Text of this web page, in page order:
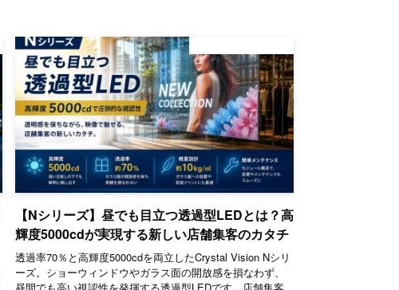
【Nシリーズ】昼でも目立つ透過型LEDとは？高
輝度5000cdが実現する新しい店舗集客のカタチ
透過率70％と高輝度5000cdを両立したCrystal Vision Nシリ
ーズ。ショーウィンドウやガラス面の開放感を損なわず、